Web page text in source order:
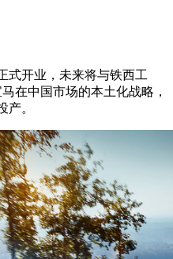
式开业，未来将与铁西工
在中国市场的本土化战略，
产。